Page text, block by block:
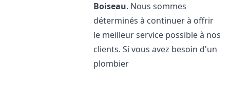
Boiseau. Nous sommes
déterminés à continuer à offrir
le meilleur service possible à nos
clients. Si vous avez besoin d'un
plombier